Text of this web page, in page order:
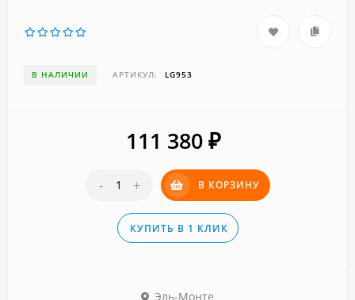
В НАЛИЧИИ АРТИКУЛ: LG953
111 380 ₽
- + В КОРЗИНУ
КУПИТЬ В 1 КЛИК
Эль-Монте